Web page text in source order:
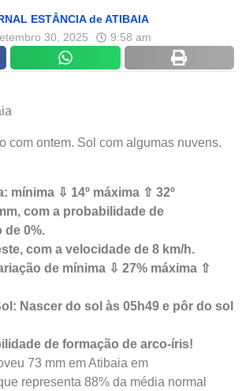
ESTÂNCIA de ATIBAIA
30, 2025
9:58 am
com ontem. Sol com algumas nuvens.
mínima ⇩ 14º máxima ⇧ 32º
com a probabilidade de
de 0%.
com a velocidade de 8 km/h.
de mínima ⇩ 27% máxima ⇧
Nascer do sol às 05h49 e pôr do sol
de formação de arco-íris!
73 mm em Atibaia em
representa 88% da média normal